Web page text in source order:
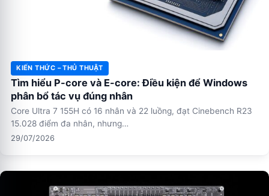
KIẾN THỨC – THỦ THUẬT
Tìm hiểu P-core và E-core: Điều kiện để Windows
phân bổ tác vụ đúng nhân
Core Ultra 7 155H có 16 nhân và 22 luồng, đạt Cinebench R23
15.028 điểm đa nhân, nhưng…
29/07/2026